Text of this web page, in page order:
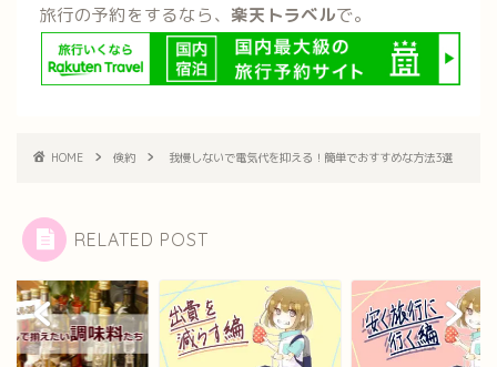
旅行の予約をするなら、 楽天トラベルで。
HOME 倹約 我慢しないで電気代を抑える！簡単でおすすめな方法3選
RELATED POST